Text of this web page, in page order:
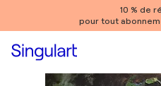
10 % de
pour tout